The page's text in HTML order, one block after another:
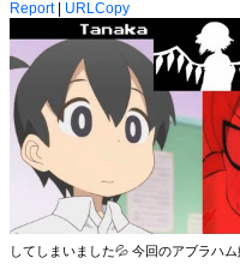
Report| URLCopy
してしまいました💦 今回のアブラハ